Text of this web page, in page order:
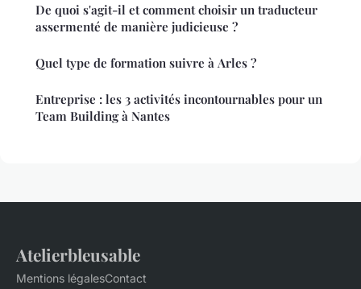
De quoi s'agit-il et comment choisir un traducteur
assermenté de manière judicieuse ?
Quel type de formation suivre à Arles ?
Entreprise : les 3 activités incontournables pour un
Team Building à Nantes
Atelierbleusable
Mentions légalesContact